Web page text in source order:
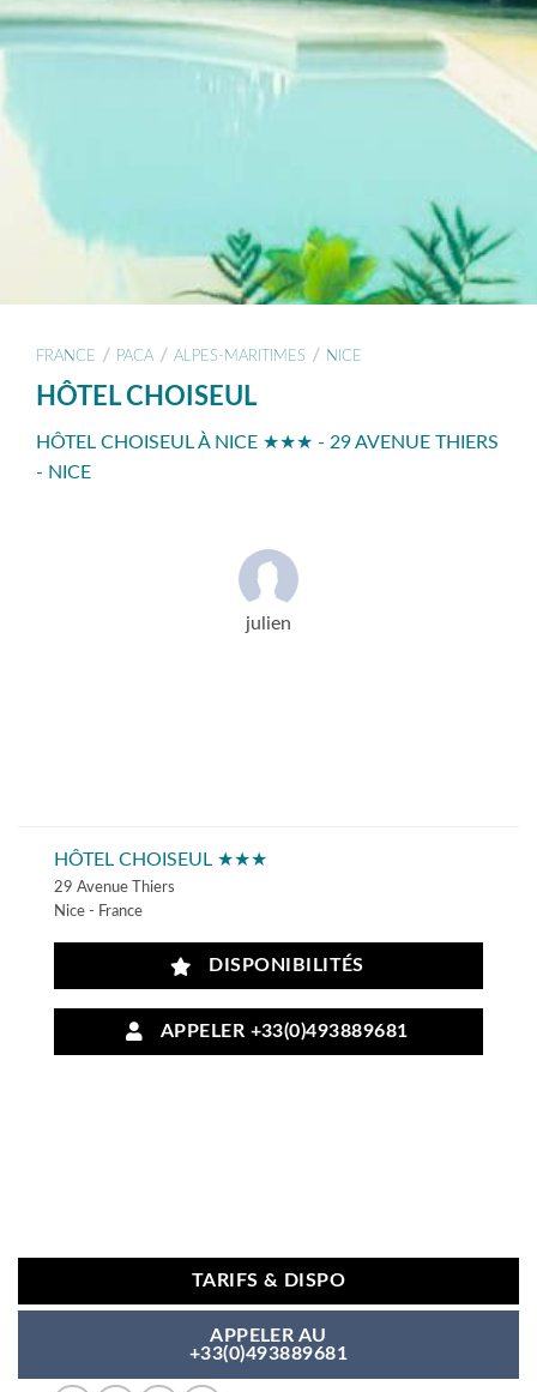
FRANCE / PACA / ALPES-MARITIMES / NICE
HÔTEL CHOISEUL
HÔTEL CHOISEUL À NICE ★★★ - 29 AVENUE THIERS
- NICE
julien
HÔTEL CHOISEUL ★★★
29 Avenue Thiers
Nice - France
DISPONIBILITÉS
APPELER +33(0)493889681
TARIFS & DISPO
APPELER AU
+33(0)493889681